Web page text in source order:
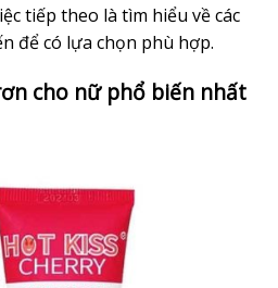
tiếp theo là tìm hiểu về các
để có lựa chọn phù hợp.
cho nữ phổ biến nhất